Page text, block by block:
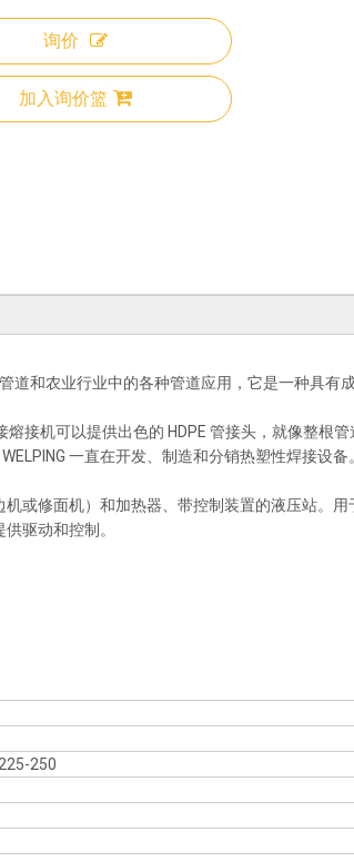
询价
加入询价篮
道和农业行业中的各种管道应用，它是一种具有
接机可以提供出色的 HDPE 管接头，就像整根管
一直在开发、制造和分销热塑性焊接设备
或修面机）和加热器、带控制装置的液压站。用
驱动和控制。
250